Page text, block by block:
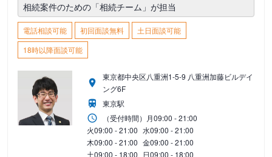
相続案件のための「相続チーム」が担当
電話相談可能 初回面談無料
土日面談可能
18時以降面談可能
東京都中央区八重洲1-5-9 八重洲加藤ビルデイ
ング6F
東京駅
（受付時間） 月09:00 - 21:00
火09:00 - 21:00 水09:00 - 21:00
木09:00 - 21:00 金09:00 - 21:00
土09:00 - 18:00 日09:00 - 18:00